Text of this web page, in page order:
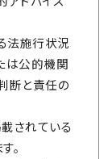
法施行状況
は公的機関
断と責任の
されている
。